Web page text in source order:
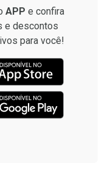
APP e confira
e descontos
para você!